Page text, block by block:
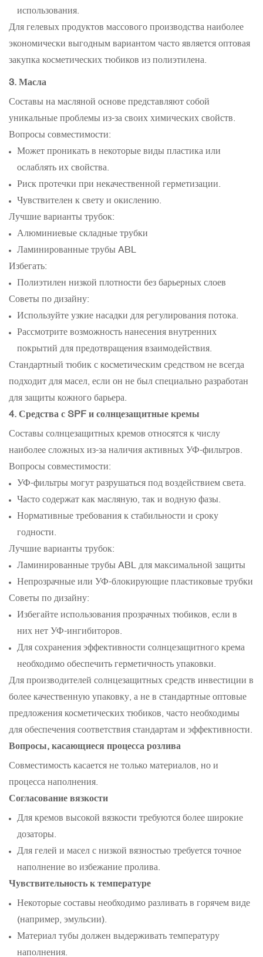
использования.
Для гелевых продуктов массового производства наиболее
экономически выгодным вариантом часто является оптовая
закупка косметических тюбиков из полиэтилена.
3. Масла
Составы на масляной основе представляют собой
уникальные проблемы из-за своих химических свойств.
Вопросы совместимости:
Может проникать в некоторые виды пластика или
ослаблять их свойства.
Риск протечки при некачественной герметизации.
Чувствителен к свету и окислению.
Лучшие варианты трубок:
Алюминиевые складные трубки
Ламинированные трубы ABL
Избегать:
Полиэтилен низкой плотности без барьерных слоев
Советы по дизайну:
Используйте узкие насадки для регулирования потока.
Рассмотрите возможность нанесения внутренних
покрытий для предотвращения взаимодействия.
Стандартный тюбик с косметическим средством не всегда
подходит для масел, если он не был специально разработан
для защиты кожного барьера.
4. Средства с SPF и солнцезащитные кремы
Составы солнцезащитных кремов относятся к числу
наиболее сложных из-за наличия активных УФ-фильтров.
Вопросы совместимости:
УФ-фильтры могут разрушаться под воздействием света.
Часто содержат как масляную, так и водную фазы.
Нормативные требования к стабильности и сроку
годности.
Лучшие варианты трубок:
Ламинированные трубы ABL для максимальной защиты
Непрозрачные или УФ-блокирующие пластиковые трубки
Советы по дизайну:
Избегайте использования прозрачных тюбиков, если в
них нет УФ-ингибиторов.
Для сохранения эффективности солнцезащитного крема
необходимо обеспечить герметичность упаковки.
Для производителей солнцезащитных средств инвестиции в
более качественную упаковку, а не в стандартные оптовые
предложения косметических тюбиков, часто необходимы
для обеспечения соответствия стандартам и эффективности.
Вопросы, касающиеся процесса розлива
Совместимость касается не только материалов, но и
процесса наполнения.
Согласование вязкости
Для кремов высокой вязкости требуются более широкие
дозаторы.
Для гелей и масел с низкой вязностью требуется точное
наполнение во избежание пролива.
Чувствительность к температуре
Некоторые составы необходимо разливать в горячем виде
(например, эмульсии).
Материал тубы должен выдерживать температуру
наполнения.